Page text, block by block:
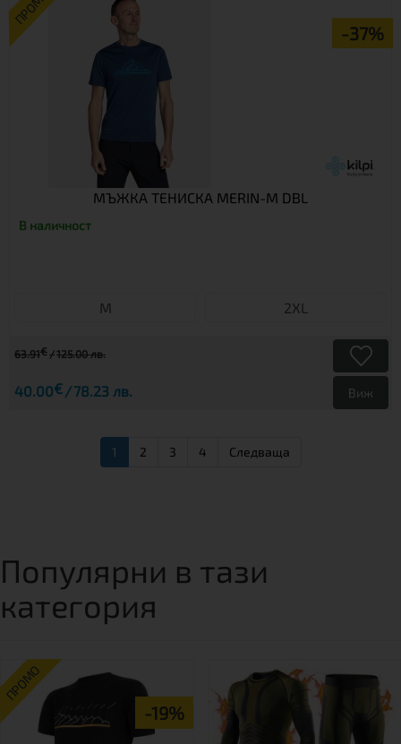
-37%
МЪЖКА ТЕНИСКА MERIN-M DBL
В наличност
M 2XL
63.91€ 125.00 лв.
40.00€ 78.23 лв. Виж
1 2 3 4 Следваща
Популярни в тази
категория
ПРОМО
-19%